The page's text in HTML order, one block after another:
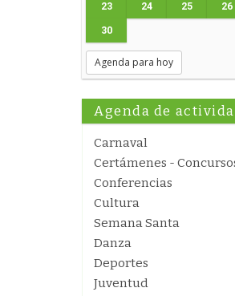
23 24 25 26
30
Agenda para hoy
Agenda de
Carnaval
Certámenes -
Conferencias
Cultura
Semana Santa
Danza
Deportes
Juventud